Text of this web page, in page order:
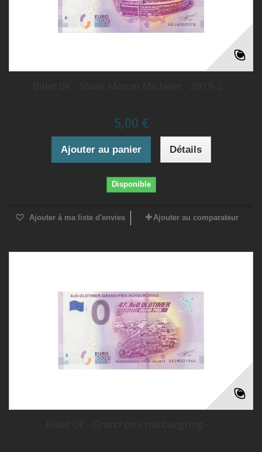
5,00 €
Ajouter au panier Détails
Disponible
Ajouter à ma liste d'envies Ajouter au comparateur